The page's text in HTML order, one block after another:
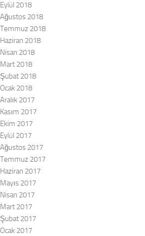
Eylül 2018
Ağustos 2018
Temmuz 2018
Haziran 2018
Nisan 2018
Mart 2018
Şubat 2018
Ocak 2018
Aralık 2017
Kasım 2017
Ekim 2017
Eylül 2017
Ağustos 2017
Temmuz 2017
Haziran 2017
Mayıs 2017
Nisan 2017
Mart 2017
Şubat 2017
Ocak 2017